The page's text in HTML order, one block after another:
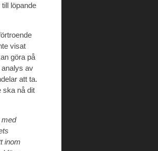
löpande
visat
göra på
analys av
att ta.
ska nå dit
med
inom